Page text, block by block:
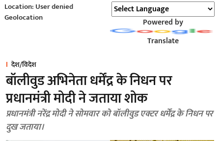
Location: User denied
Geolocation
Powered by
Translate
देश/विदेश
बॉलीवुड अभिनेता धर्मेंद्र के निधन पर
प्रधानमंत्री मोदी ने जताया शोक
प्रधानमंत्री नरेंद्र मोदी ने सोमवार को बॉलीवुड एक्टर धर्मेंद्र के निधन पर
दुख जताया।